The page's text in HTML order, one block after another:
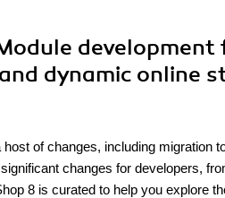
dynamic online
of changes, including migration
changes for developers,
8 is curated to help you explore